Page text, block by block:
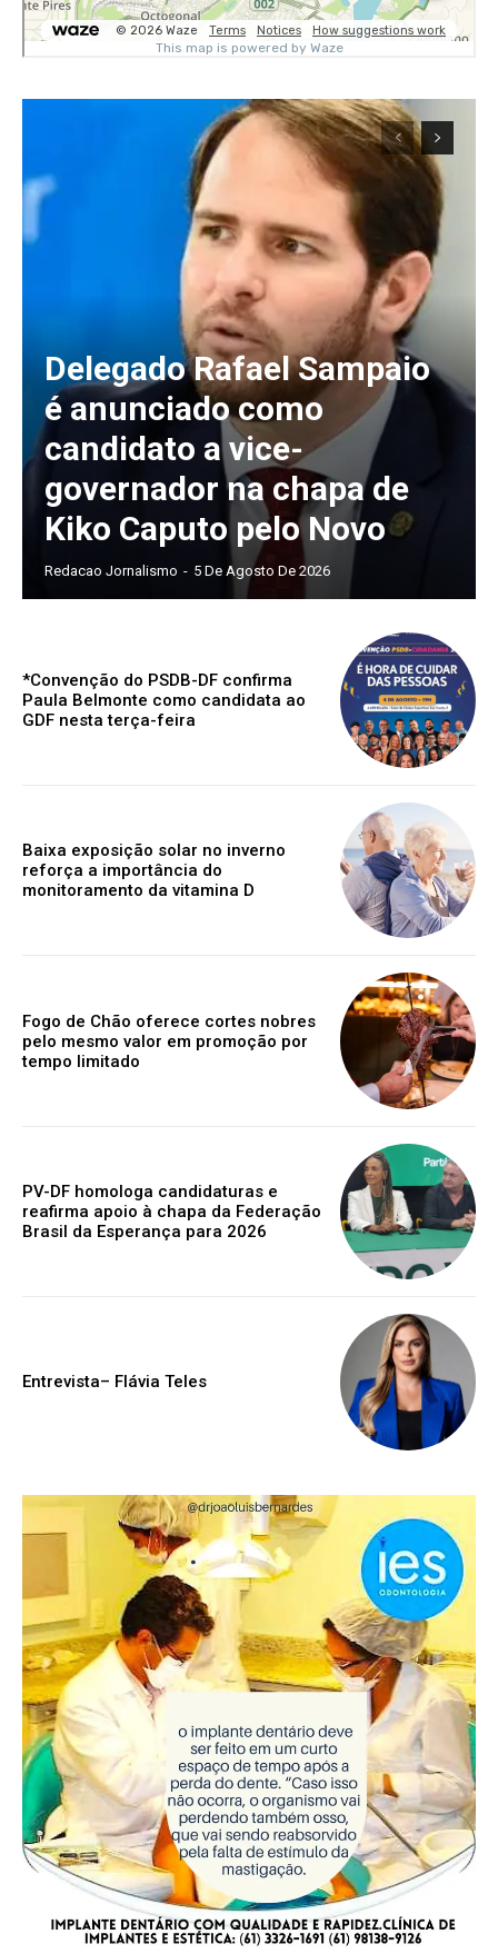
Delegado Rafael Sampaio
é anunciado como
candidato a vice-
governador na chapa de
Kiko Caputo pelo Novo
Redacao Jornalismo - 5 De Agosto De 2026
*Convenção do PSDB-DF confirma
Paula Belmonte como candidata ao
GDF nesta terça-feira
Baixa exposição solar no inverno
reforça a importância do
monitoramento da vitamina D
Fogo de Chão oferece cortes nobres
pelo mesmo valor em promoção por
tempo limitado
PV-DF homologa candidaturas e
reafirma apoio à chapa da Federação
Brasil da Esperança para 2026
Entrevista– Flávia Teles